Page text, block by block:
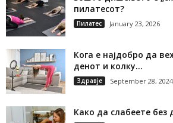
пилатесот?
Пилатес January 23, 2026
Кога е најдобро да
денот и колку...
Здравје September 28, 2024
Како да слабеете без